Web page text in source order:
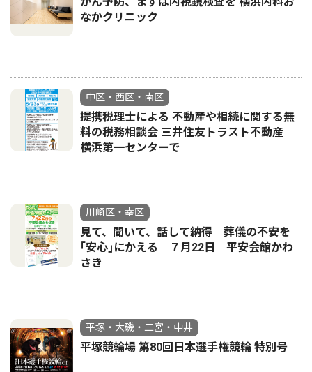
なかクリニック
中区・西区・南区
提携税理士による 不動産や相続に関する無
料の税務相談会 三井住友トラスト不動産
横浜第一センターで
川崎区・幸区
見て、聞いて、話して納得 葬儀の不安を
｢安心｣にかえる ７月22日 平安会館かわ
さき
平塚・大磯・二宮・中井
平塚競輪場 第80回日本選手権競輪 特別号